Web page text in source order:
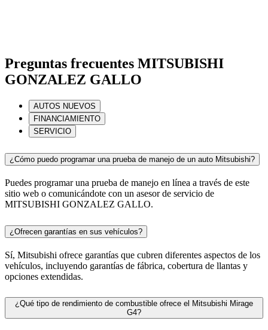
Preguntas frecuentes MITSUBISHI
GONZALEZ GALLO
AUTOS NUEVOS
FINANCIAMIENTO
SERVICIO
¿Cómo puedo programar una prueba de manejo de un auto Mitsubishi?
Puedes programar una prueba de manejo en línea a través de este
sitio web o comunicándote con un asesor de servicio de
MITSUBISHI GONZALEZ GALLO.
¿Ofrecen garantías en sus vehículos?
Sí, Mitsubishi ofrece garantías que cubren diferentes aspectos de los
vehículos, incluyendo garantías de fábrica, cobertura de llantas y
opciones extendidas.
¿Qué tipo de rendimiento de combustible ofrece el Mitsubishi Mirage
G4?